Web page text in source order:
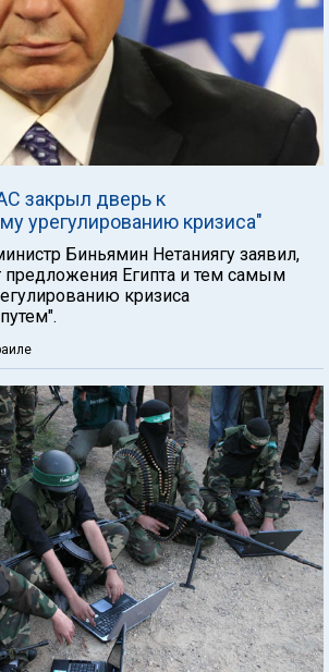
закрыл дверь к
урегулированию кризиса"
Биньямин Нетаниягу заявил,
Египта и тем самым
кризиса